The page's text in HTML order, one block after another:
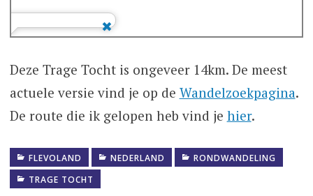
Deze Trage Tocht is ongeveer 14km. De meest
actuele versie vind je op de Wandelzoekpagina.
De route die ik gelopen heb vind je hier.
FLEVOLAND NEDERLAND
RONDWANDELING
TRAGE TOCHT